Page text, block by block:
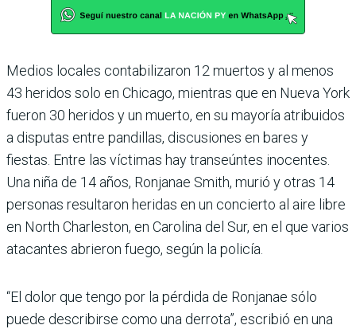
Medios locales contabilizaron 12 muertos y al menos
43 heridos solo en Chicago, mientras que en Nueva York
fueron 30 heridos y un muerto, en su mayoría atribuidos
a disputas entre pandillas, discusiones en bares y
fiestas. Entre las víctimas hay transeúntes inocentes.
Una niña de 14 años, Ronjanae Smith, murió y otras 14
personas resultaron heridas en un concierto al aire libre
en North Charleston, en Carolina del Sur, en el que varios
atacantes abrieron fuego, según la policía.
“El dolor que tengo por la pérdida de Ronjanae sólo
puede describirse como una derrota”, escribió en una